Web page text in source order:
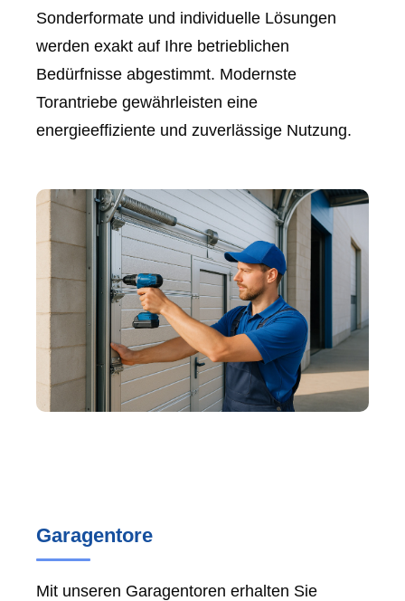
Sonderformate und individuelle Lösungen
werden exakt auf Ihre betrieblichen
Bedürfnisse abgestimmt. Modernste
Torantriebe gewährleisten eine
energieeffiziente und zuverlässige Nutzung.
Garagentore
Mit unseren Garagentoren erhalten Sie